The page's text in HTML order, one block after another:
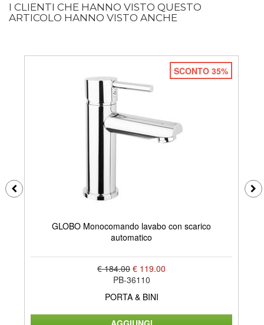
I CLIENTI CHE HANNO VISTO QUESTO
ARTICOLO HANNO VISTO ANCHE
SCONTO 35%
GLOBO Monocomando lavabo con scarico
automatico
€ 184.00 € 119.00
PB-36110
PORTA & BINI